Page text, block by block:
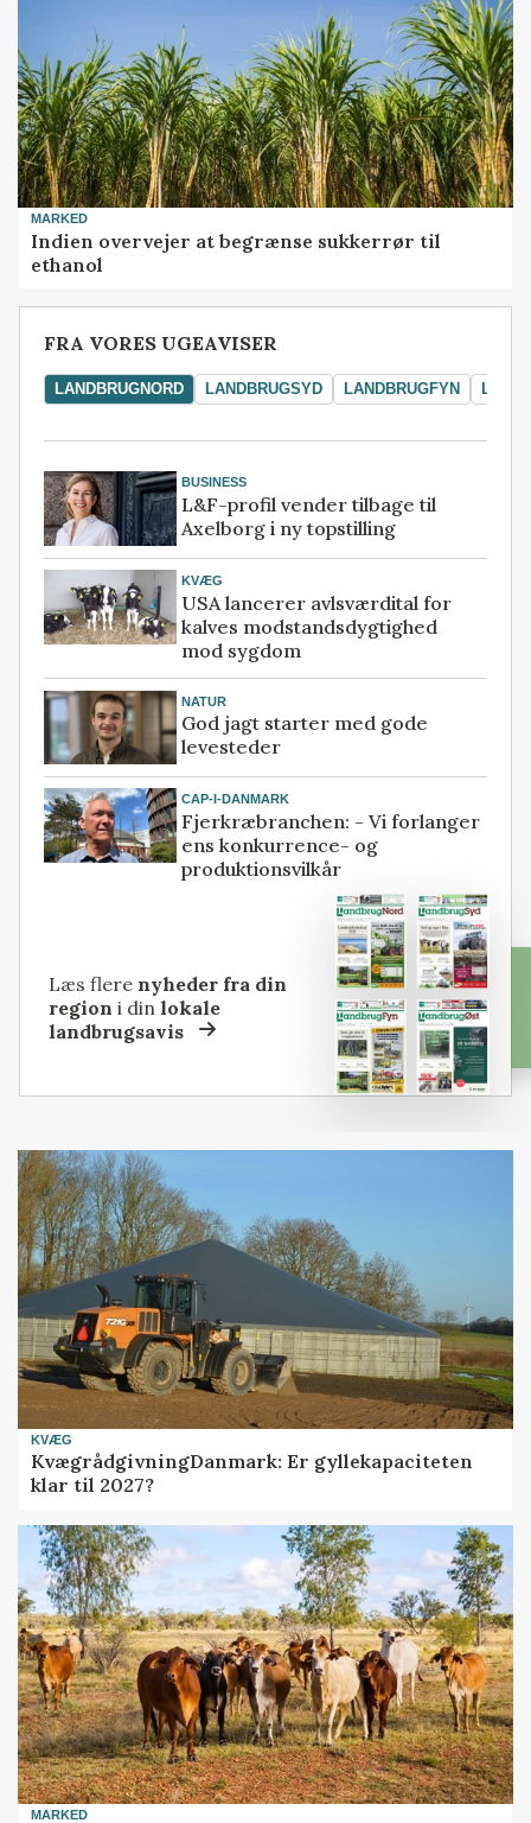
MARKED
Indien overvejer at begrænse sukkerrør til
ethanol
FRA VORES UGEAVISER
LANDBRUGNORD LANDBRUGSYD LANDBRUGFYN
BUSINESS
L&F-profil vender tilbage til
Axelborg i ny topstilling
KVÆG
USA lancerer avlsværdital for
kalves modstandsdygtighed
mod sygdom
NATUR
God jagt starter med gode
levesteder
CAP-I-DANMARK
Fjerkræbranchen: - Vi forlanger
ens konkurrence- og
produktionsvilkår
Læs flere nyheder fra din
region i dinlokale
landbrugsavis
KVÆG
KvægrådgivningDanmark: Er gyllekapaciteten
klar til 2027?
MARKED